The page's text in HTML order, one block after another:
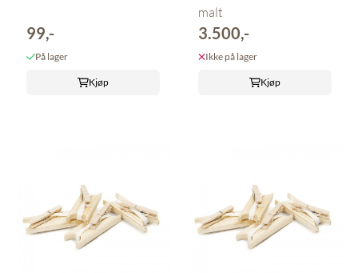
99,-
På lager
Kjøp
malt
3.500,-
Ikke på lager
Kjøp